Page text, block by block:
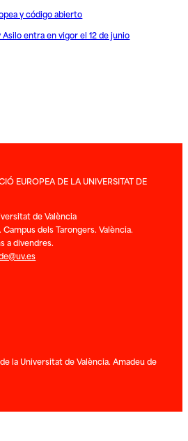
y código abierto
entra en vigor el 12 de junio
EUROPEA DE LA UNIVERSITAT DE
de València
dels Tarongers. València.
a divendres.
la Universitat de València. Amadeu de